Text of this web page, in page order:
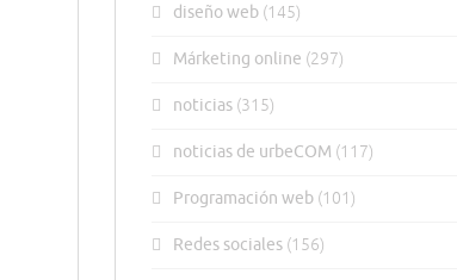
diseño web (145)
Márketing online (297)
noticias (315)
noticias de urbeCOM (117)
Programación web (101)
Redes sociales (156)